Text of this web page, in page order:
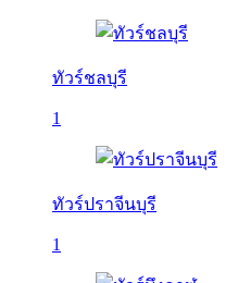
ทัวร์ชลบุรี
1
ทัวร์ปราจีนบุรี
1